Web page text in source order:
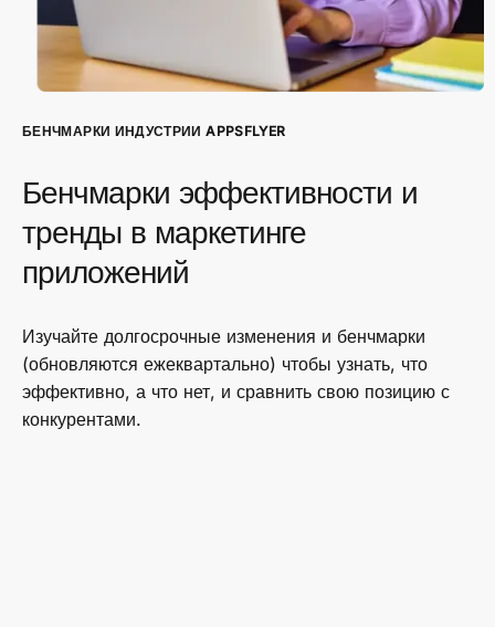
БЕНЧМАРКИ ИНДУСТРИИ APPSFLYER
Бенчмарки эффективности и
тренды в маркетинге
приложений
Изучайте долгосрочные изменения и бенчмарки
(обновляются ежеквартально) чтобы узнать, что
эффективно, а что нет, и сравнить свою позицию с
конкурентами.